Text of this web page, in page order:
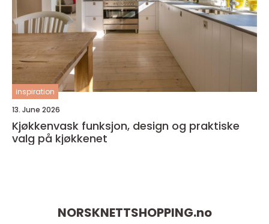
inspiration
13. June 2026
Kjøkkenvask funksjon, design og praktiske
valg på kjøkkenet
NORSKNETTSHOPPING.no